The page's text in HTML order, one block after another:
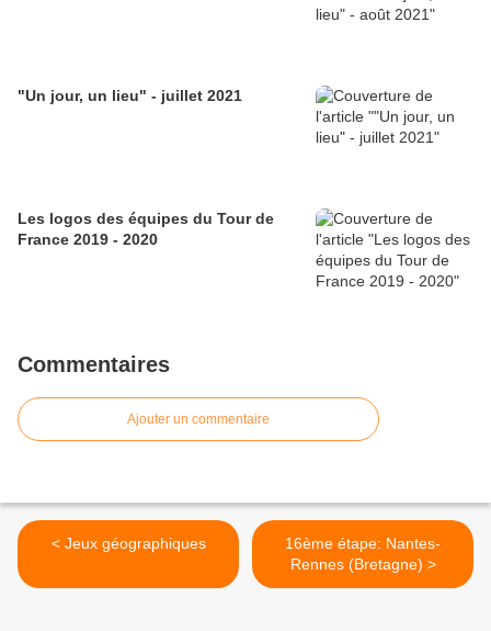
"Un jour, un lieu" - juillet 2021
Les logos des équipes du Tour de
France 2019 - 2020
Commentaires
Ajouter un commentaire
< Jeux géographiques
16ème étape: Nantes-
Rennes (Bretagne) >